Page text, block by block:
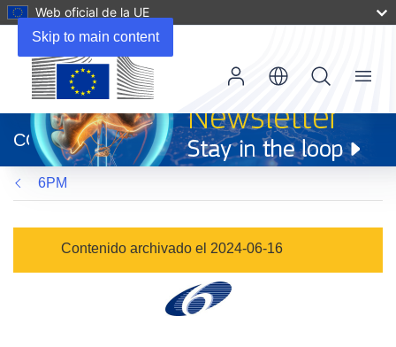
Skip to main content
Web oficial de la UE
abrirá
en
una
nueva
ventana)
CORDIS
Menu
6PM
Contenido archivado el 2024-06-16